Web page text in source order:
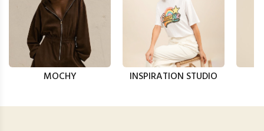
MOCHY INSPIRATION STUDIO